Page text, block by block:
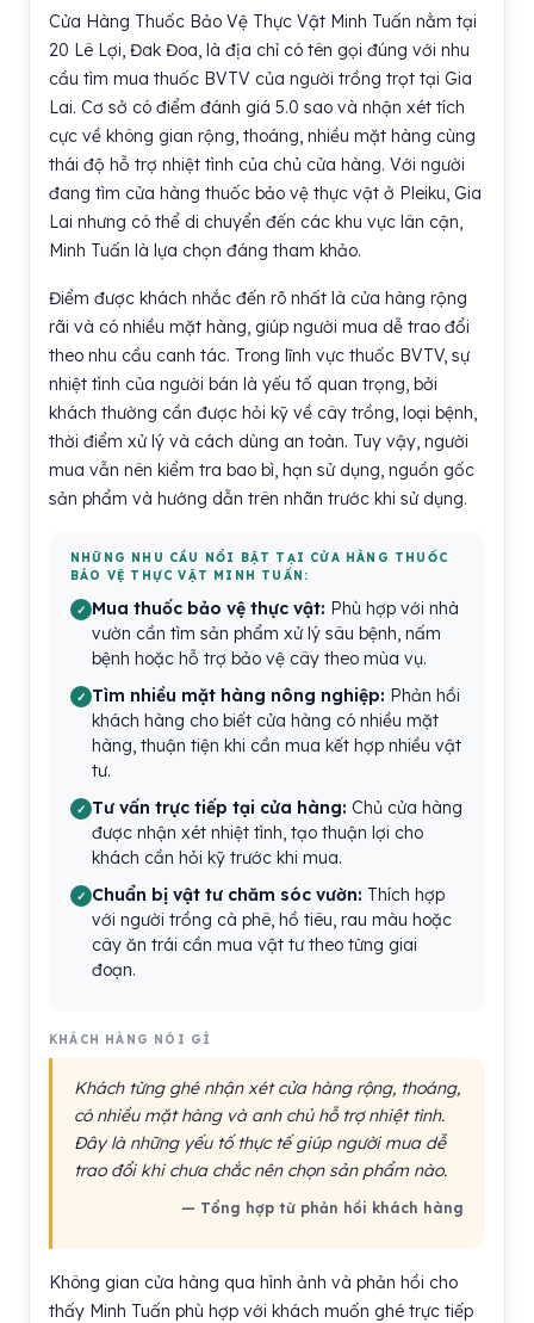
Cửa Hàng Thuốc Bảo Vệ Thực Vật Minh Tuấn nằm tại
20 Lê Lợi, Đak Đoa, là địa chỉ có tên gọi đúng với nhu
cầu tìm mua thuốc BVTV của người trồng trọt tại Gia
Lai. Cơ sở có điểm đánh giá 5.0 sao và nhận xét tích
cực về không gian rộng, thoáng, nhiều mặt hàng cùng
thái độ hỗ trợ nhiệt tình của chủ cửa hàng. Với người
đang tìm cửa hàng thuốc bảo vệ thực vật ở Pleiku, Gia
Lai nhưng có thể di chuyển đến các khu vực lân cận,
Minh Tuấn là lựa chọn đáng tham khảo.
Điểm được khách nhắc đến rõ nhất là cửa hàng rộng
rãi và có nhiều mặt hàng, giúp người mua dễ trao đổi
theo nhu cầu canh tác. Trong lĩnh vực thuốc BVTV, sự
nhiệt tình của người bán là yếu tố quan trọng, bởi
khách thường cần được hỏi kỹ về cây trồng, loại bệnh,
thời điểm xử lý và cách dùng an toàn. Tuy vậy, người
mua vẫn nên kiểm tra bao bì, hạn sử dụng, nguồn gốc
sản phẩm và hướng dẫn trên nhãn trước khi sử dụng.
NHỮNG NHU CẦU NỔI BẬT TẠI CỬA HÀNG THUỐC
BẢO VỆ THỰC VẬT MINH TUẤN:
Mua thuốc bảo vệ thực vật: Phù hợp với nhà
vườn cần tìm sản phẩm xử lý sâu bệnh, nấm
bệnh hoặc hỗ trợ bảo vệ cây theo mùa vụ.
Tìm nhiều mặt hàng nông nghiệp: Phản hồi
khách hàng cho biết cửa hàng có nhiều mặt
hàng, thuận tiện khi cần mua kết hợp nhiều vật
tư.
Tư vấn trực tiếp tại cửa hàng: Chủ cửa hàng
được nhận xét nhiệt tình, tạo thuận lợi cho
khách cần hỏi kỹ trước khi mua.
Chuẩn bị vật tư chăm sóc vườn: Thích hợp
với người trồng cà phê, hồ tiêu, rau màu hoặc
cây ăn trái cần mua vật tư theo từng giai
đoạn.
KHÁCH HÀNG NÓI GÌ
Khách từng ghé nhận xét cửa hàng rộng, thoáng,
có nhiều mặt hàng và anh chủ hỗ trợ nhiệt tình.
Đây là những yếu tố thực tế giúp người mua dễ
trao đổi khi chưa chắc nên chọn sản phẩm nào.
— Tổng hợp từ phản hồi khách hàng
Không gian cửa hàng qua hình ảnh và phản hồi cho
thấy Minh Tuấn phù hợp với khách muốn ghé trực tiếp